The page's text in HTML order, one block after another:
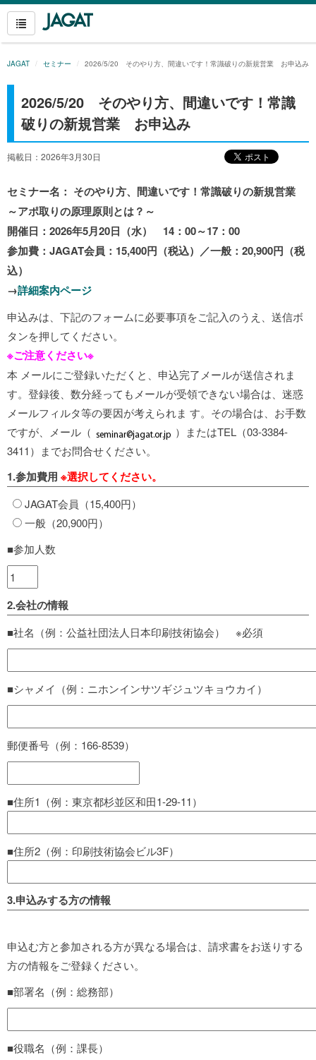
JAGAT セミナー 2026/5/20 そのやり方、間違いです！常識破りの新規営業 お申込み
2026/5/20 そのやり方、間違いです！常識
破りの新規営業 お申込み
掲載日：2026年3月30日
セミナー名： そのやり方、間違いです！常識破りの新規営業
～アポ取りの原理原則とは？～
開催日：2026年5月20日（水） 14：00～17：00
参加費：JAGAT会員：15,400円（税込）／一般：20,900円（税
込）
→詳細案内ページ
申込みは、下記のフォームに必要事項をご記入のうえ、送信ボ
タンを押してください。
※ご注意ください※
本 メールにご登録いただくと、申込完了メールが送信されま
す。登録後、数分経ってもメールが受領できない場合は、迷惑
メールフィルタ等の要因が考えられま す。その場合は、お手数
ですが、メール（
）またはTEL（03-3384-
3411）までお問合せください。
1.参加費用 ※選択してください。
JAGAT会員（15,400円）
一般（20,900円）
■参加人数
2.会社の情報
■社名（例：公益社団法人日本印刷技術協会） ※必須
■シャメイ（例：ニホンインサツギジュツキョウカイ）
郵便番号（例：166-8539）
■住所1（例：東京都杉並区和田1-29-11）
■住所2（例：印刷技術協会ビル3F）
3.申込みする方の情報
申込む方と参加される方が異なる場合は、請求書をお送りする
方の情報をご登録ください。
■部署名（例：総務部）
■役職名（例：課長）